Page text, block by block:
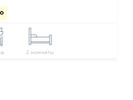
2 комнаты